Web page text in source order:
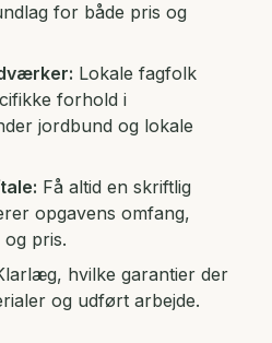
for både pris og
Lokale fagfolk
forhold i
jordbund og lokale
Få altid en skriftlig
opgavens omfang,
og pris.
hvilke garantier der
og udført arbejde.